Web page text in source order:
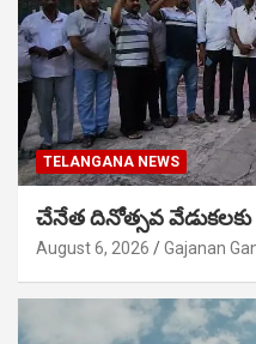
TELANGANA NEWS
చేనేత దినోత్సవ వేడుకలకు
August 6, 2026 Gajanan